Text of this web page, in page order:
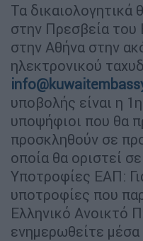
Τα δικαιολογητικά
στην Πρεσβεία του
στην Αθήνα στην
ηλεκτρονικού
υποβολής είναι η
υποψήφιοι που θα
προσκληθούν σε
οποία θα οριστεί
Υποτροφίες ΕΑΠ:
υποτροφίες που
Ελληνικό Ανοικτό
ενημερωθείτε